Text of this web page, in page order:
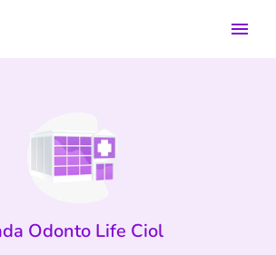
Odonto Life Ciol